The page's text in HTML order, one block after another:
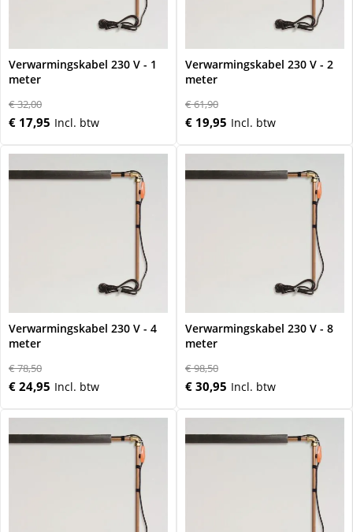
Verwarmingskabel 230 V - 1
meter
€ 32,00
€ 17,95
Verwarmingskabel 230 V - 2
meter
€ 61,90
€ 19,95
Verwarmingskabel 230 V - 4
meter
€ 78,50
€ 24,95
Verwarmingskabel 230 V - 8
meter
€ 98,50
€ 30,95